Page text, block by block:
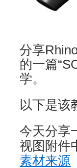
分享
的一篇
学。
以下是该
今天分享
视图附件
素材来源